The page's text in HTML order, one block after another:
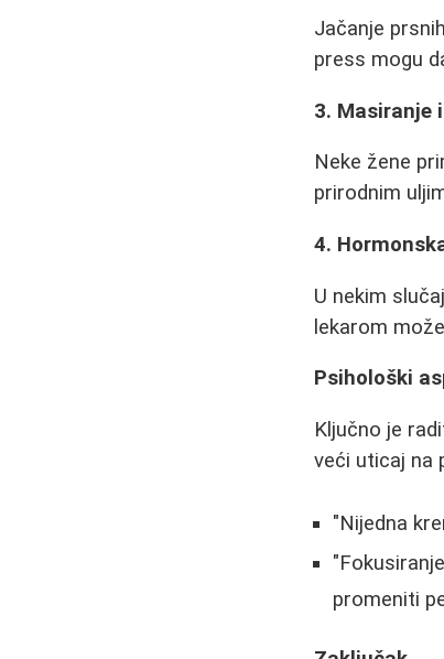
Jačanje
press mogu
3. Masiranje
Neke žene
prirodnim
4.
U nekim
lekarom
Psihološki
Ključno je
veći uticaj na
"Nijedna
promeniti